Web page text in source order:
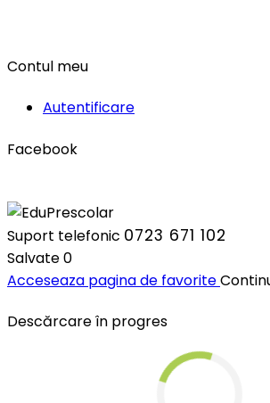
Contul meu
Autentificare
Facebook
Suport telefonic 0723 671 102
Salvate0
Acceseaza pagina de favorite
Descărcare în progres